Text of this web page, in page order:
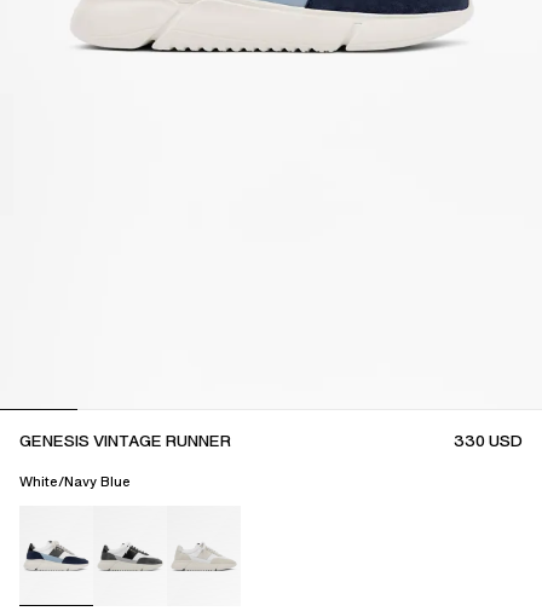
GENESIS VINTAGE RUNNER 330USD
White/Navy Blue